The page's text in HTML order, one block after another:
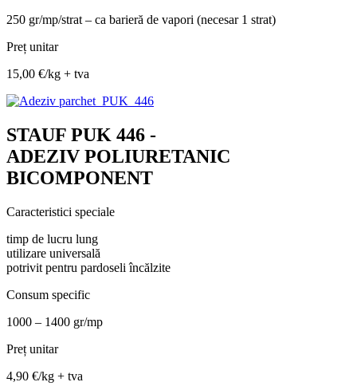
250 gr/mp/strat – ca barieră de vapori (necesar 1 strat)
Preț unitar
15,00 €/kg + tva
STAUF PUK 446 -
ADEZIV POLIURETANIC
BICOMPONENT
Caracteristici speciale
timp de lucru lung
utilizare universală
potrivit pentru pardoseli încălzite
Consum specific
1000 – 1400 gr/mp
Preț unitar
4,90 €/kg + tva